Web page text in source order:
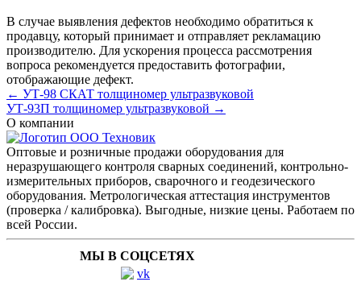
В случае выявления дефектов необходимо обратиться к
продавцу, который принимает и отправляет рекламацию
производителю. Для ускорения процесса рассмотрения
вопроса рекомендуется предоставить фотографии,
отображающие дефект.
← УТ-98 СКАТ толщиномер ультразвуковой
УТ-93П толщиномер ультразвуковой →
О компании
Оптовые и розничные продажи оборудования для
неразрушающего контроля сварных соединений, контрольно-
измерительных приборов, сварочного и геодезического
оборудования. Метрологическая аттестация инструментов
(проверка / калибровка). Выгодные, низкие цены. Работаем по
всей России.
МЫ В СОЦСЕТЯХ